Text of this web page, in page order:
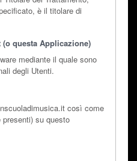
è il titolare di
questa Applicazione)
mediante il quale sono
degli Utenti.
così come
su questo